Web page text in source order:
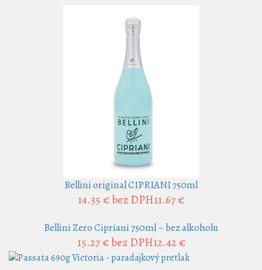
Bellini original CIPRIANI 750ml
14.35 €bez DPH11.67 €
Bellini Zero Cipriani 750ml – bez alkoholu
15.27 € bez DPH12.42 €